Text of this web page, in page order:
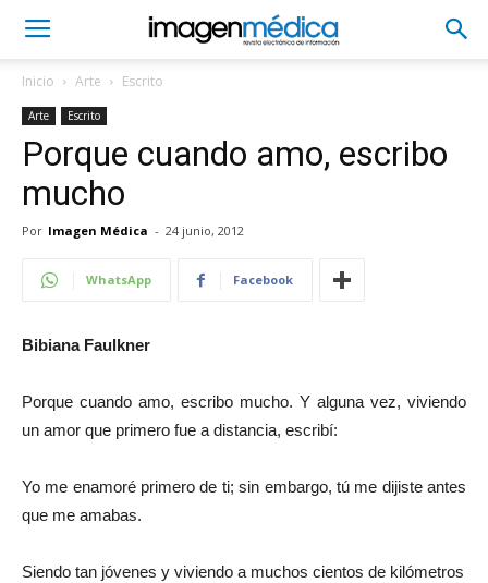
Inicio Arte Escrito
Arte Escrito
Porque cuando amo, escribo
mucho
Por Imagen Médica - 24 junio, 2012
WhatsApp Facebook
Bibiana Faulkner
Porque cuando amo, escribo mucho. Y alguna vez, viviendo
un amor que primero fue a distancia, escribí:
Yo me enamoré primero de ti; sin embargo, tú me dijiste antes
que me amabas.
Siendo tan jóvenes y viviendo a muchos cientos de kilómetros